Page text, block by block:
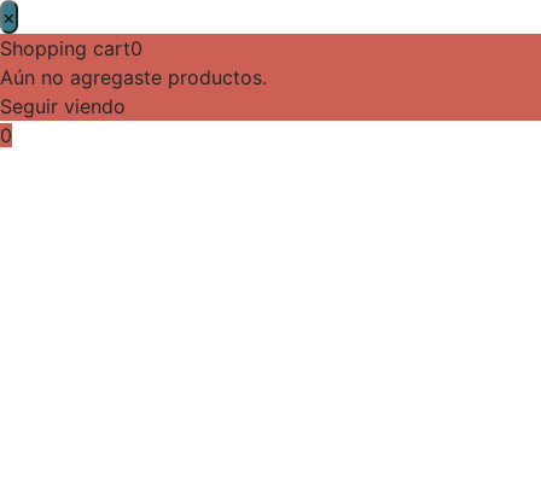
×
Shopping cart0
Aún no agregaste productos.
Seguir viendo
0